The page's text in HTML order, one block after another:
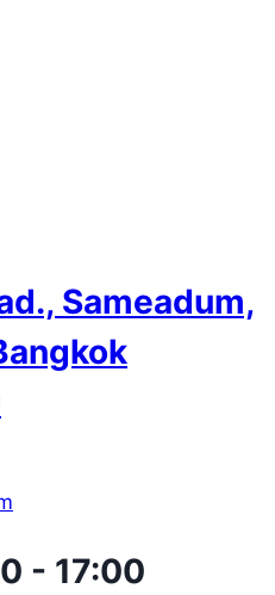
Sameadum,
- 17:00